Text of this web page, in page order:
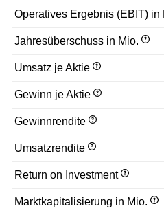
Operatives Ergebnis (EBIT) in
Jahresüberschuss in Mio.
Umsatz je Aktie
Gewinn je Aktie
Gewinnrendite
Umsatzrendite
Return on Investment
Marktkapitalisierung in Mio.